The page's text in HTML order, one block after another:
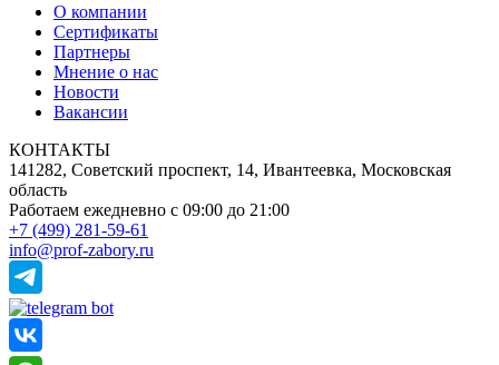
О компании
Сертификаты
Партнеры
Мнение о нас
Новости
Вакансии
КОНТАКТЫ
141282, Советский проспект, 14, Ивантеевка, Московская
область
Работаем ежедневно с 09:00 до 21:00
+7 (499) 281-59-61
info@prof-zabory.ru